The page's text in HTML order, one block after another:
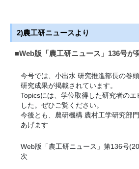
2)農工研ニュースより
■Web版「農工研ニュース」136号が
今号では、小出水 研究推進部長の巻
研究成果が掲載されています。
Topicsには、学位取得した研究者のエ
した。ぜひご覧ください。
今後とも、農研機構 農村工学研究部
あげます
Web版「農工研ニュース」第136号
次